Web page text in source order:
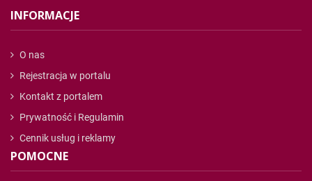
INFORMACJE
O nas
Rejestracja w portalu
Kontakt z portalem
Prywatność i Regulamin
Cennik usług i reklamy
POMOCNE